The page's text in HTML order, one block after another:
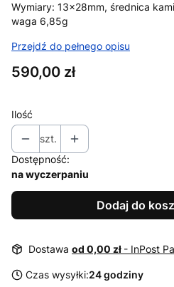
Wymiary: 13x28mm, średnica
waga 6,85g
Przejdź do pełnego opisu
Cena
590,00 zł
Ilość
szt.
Dostępność:
na wyczerpaniu
Dodaj do
Dostawa od 0,00 zł - InPost
Czas wysyłki:24 godziny